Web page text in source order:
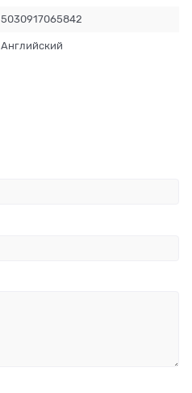
5030917065842
Английский